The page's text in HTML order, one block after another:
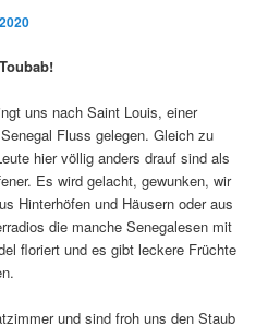
uns nach Saint Louis, einer
Fluss gelegen. Gleich zu
hier völlig anders drauf sind als
Es wird gelacht, gewunken, wir
Hinterhöfen und Häusern oder aus
die manche Senegalesen mit
floriert und es gibt leckere Früchte
und sind froh uns den Staub